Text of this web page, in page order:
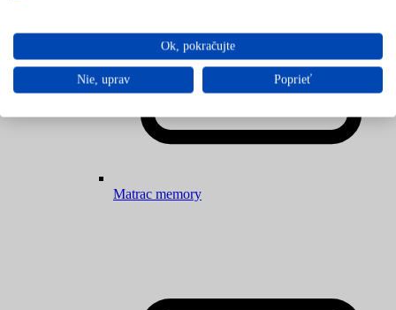
Matrac memory
Ok, pokračujte
Nie, uprav Poprieť